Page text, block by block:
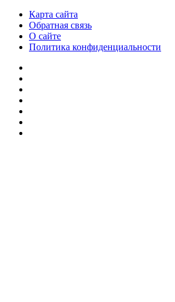
Карта сайта
Обратная связь
О сайте
Политика конфиденциальности